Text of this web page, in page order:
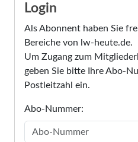
Login
Als Abonnent haben Sie
Bereiche von lw-heute.de.
Um Zugang zum
geben Sie bitte Ihre Abo-
Postleitzahl ein.
Abo-Nummer: